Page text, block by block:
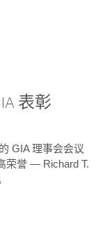
表彰
GIA 理事会会议
荣誉 — Richard T.